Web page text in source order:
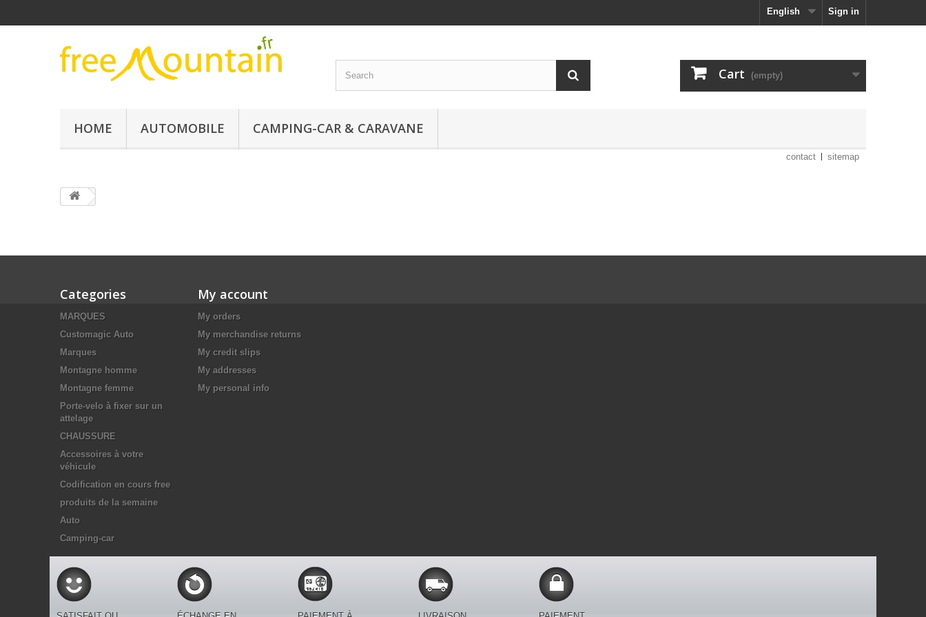
Sign in
English
Cart (empty)
HOME AUTOMOBILE CAMPING-CAR & CARAVANE
contact sitemap
Categories
MARQUES
Customagic Auto
Marques
Montagne homme
Montagne femme
Porte-velo à fixer sur un
attelage
CHAUSSURE
Accessoires à votre
véhicule
Codification en cours free
produits de la semaine
Auto
Camping-car
My account
My orders
My merchandise returns
My credit slips
My addresses
My personal info